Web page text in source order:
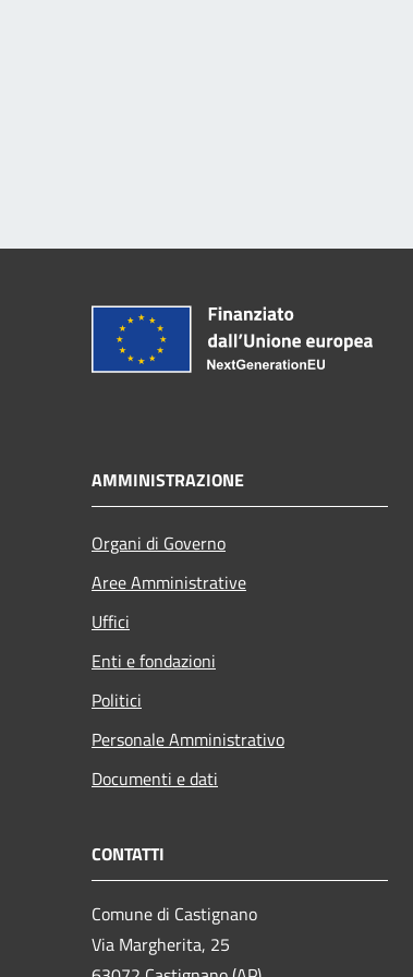
AMMINISTRAZIONE
Organi di Governo
Aree Amministrative
Uffici
Enti e fondazioni
Politici
Personale Amministrativo
Documenti e dati
CONTATTI
Comune di Castignano
Via Margherita, 25